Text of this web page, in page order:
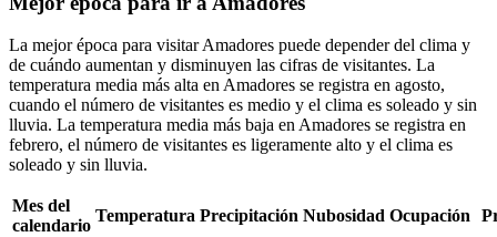
La mejor época para visitar Amadores puede depender del clima y
de cuándo aumentan y disminuyen las cifras de visitantes. La
temperatura media más alta en Amadores se registra en agosto,
cuando el número de visitantes es medio y el clima es soleado y sin
lluvia. La temperatura media más baja en Amadores se registra en
febrero, el número de visitantes es ligeramente alto y el clima es
soleado y sin lluvia.
Mes del
calendario
Temperatura Precipitación Nubosidad Ocupación